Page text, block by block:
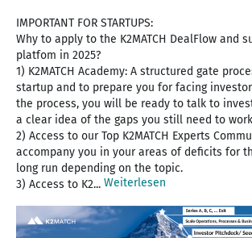
IMPORTANT FOR STARTUPS:
Why to apply to the K2MATCH DealFlow and
platfom in 2025?
1) K2MATCH Academy: A structured gate
startup and to prepare you for facing
the process, you will be ready to talk to
a clear idea of the gaps you still need to
2) Access to our Top K2MATCH Experts
accompany you in your areas of deficits for
long run depending on the topic.
3) Access to K2... Weiterlesen